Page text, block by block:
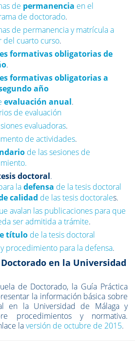
de permanencia en el
de doctorado.
de permanencia y matrícula a
del cuarto curso.
formativas obligatorias de
.
formativas obligatorias a
año
evaluación anual.
de evaluación
evaluadoras.
de actividades.
de las sesiones de
doctoral.
ladefensa de la tesis doctoral
calidad de las tesis doctorales.
avalan las publicaciones para que
ser admitida a trámite.
título de la tesis doctoral
procedimiento para la defensa.
en la Universidad
de Doctorado, la Guía Práctica
la información básica sobre
en la Universidad de Málaga y
procedimientos y normativa.
laversión de octubre de 2015.